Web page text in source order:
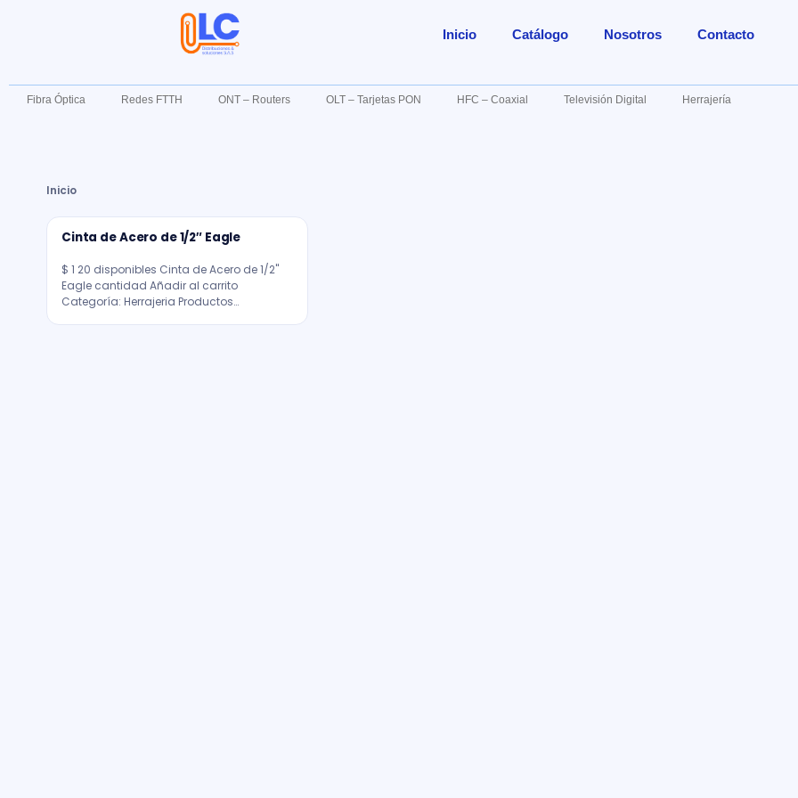
Inicio Catálogo Nosotros Contacto
Fibra Óptica Redes FTTH ONT – Routers OLT – Tarjetas PON HFC – Coaxial Televisión Digital Herrajería
Inicio
Cinta de Acero de 1/2″ Eagle
$ 1 20 disponibles Cinta de Acero de 1/2"
Eagle cantidad Añadir al carrito
Categoría: Herrajeria Productos…